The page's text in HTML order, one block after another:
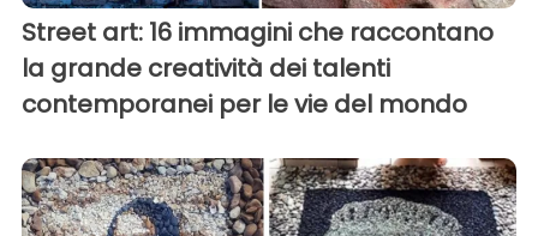
Street art: 16 immagini che raccontano
la grande creatività dei talenti
contemporanei per le vie del mondo